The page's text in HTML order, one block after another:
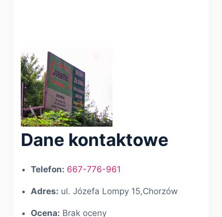
Dane kontaktowe
Telefon: 667-776-961
Adres: ul. Józefa Lompy 15,Chorzów
Ocena: Brak oceny